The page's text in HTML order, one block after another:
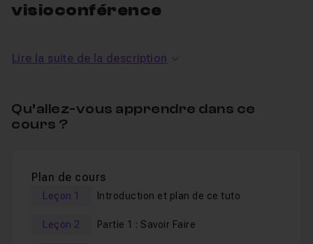
visioconférence
distance,
les passionnés qui ont un bon contact client "en vrai"
rendez-vous commercial, un webinar, une réunion de
travail en ligne (...).
Dans cecours en ligne , je vous donne
Lire la suite de la description
Qu’allez-vous apprendre dans ce
cours ?
Plan de cours
Leçon 1 Introduction et plan de ce tuto
Leçon 2 Partie 1 : Savoir Faire